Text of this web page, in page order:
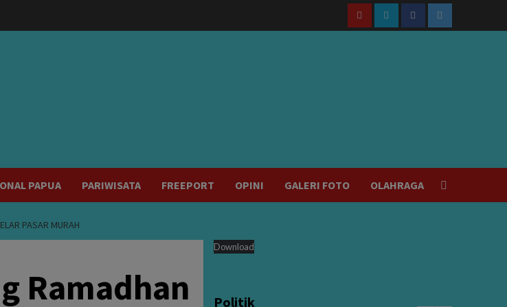
YoutubeVimeoFacebookTwitter
PAPUA PARIWISATA FREEPORT OPINI GALERI FOTO OLAHRAGA
PASAR MURAH
Ramadhan
Download
Politik